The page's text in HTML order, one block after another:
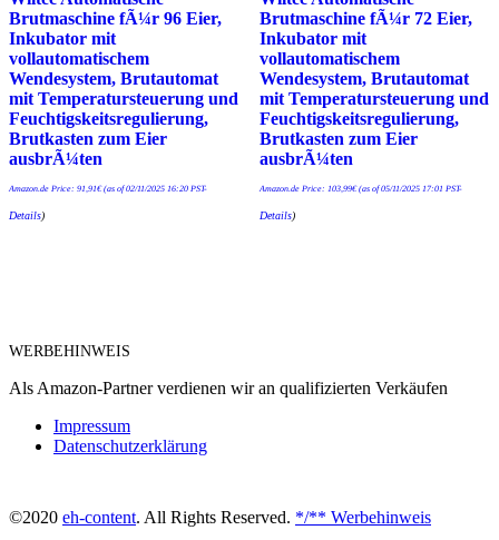
Brutmaschine fÃ¼r 96 Eier,
Inkubator mit
vollautomatischem
Wendesystem, Brutautomat
mit Temperatursteuerung und
Feuchtigskeitsregulierung,
Brutkasten zum Eier
ausbrÃ¼ten
Amazon.de Price: 91,91€(as of 02/11/2025 16:20 PST-
Details)
Brutmaschine fÃ¼r 72 Eier,
Inkubator mit
vollautomatischem
Wendesystem, Brutautomat
mit Temperatursteuerung und
Feuchtigskeitsregulierung,
Brutkasten zum Eier
ausbrÃ¼ten
Amazon.de Price: 103,99€(as of 05/11/2025 17:01 PST-
Details)
WERBEHINWEIS
Als Amazon-Partner verdienen wir an qualifizierten Verkäufen
Impressum
Datenschutzerklärung
©2020 eh-content. All Rights Reserved. */** Werbehinweis